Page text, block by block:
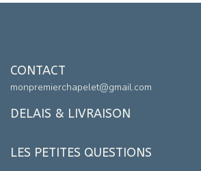
CONTACT
monpremierchapelet@gmail.com
DELAIS & LIVRAISON
LES PETITES QUESTIONS